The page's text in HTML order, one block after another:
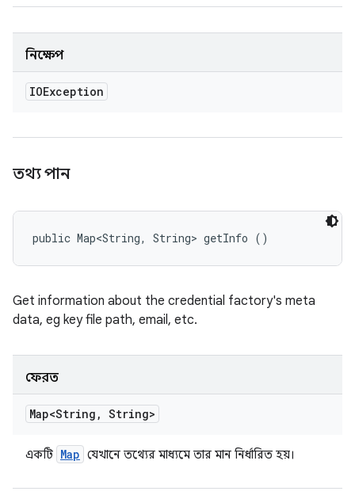
নিক্ষেপ
IOException
তথ্য পান
public Map<String, String> getInfo ()
Get information about the credential factory's meta
data, eg key file path, email, etc.
ফেরত
Map<String , String>
একটি Map যেখানে তথ্যের মাধ্যমে তার মান নির্ধারিত হয়।